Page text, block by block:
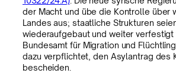
der Macht und übe die Kontrolle über
Landes aus; staatliche Strukturen
wiederaufgebaut und weiter verfestigt
Bundesamt für Migration und
dazu verpflichtet, den Asylantrag des
bescheiden.